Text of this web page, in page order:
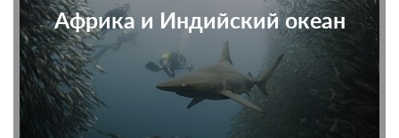
Африка и Индийский океан